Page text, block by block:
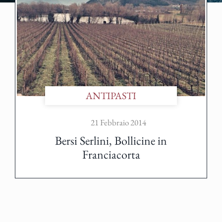
ANTIPASTI
21 Febbraio 2014
Bersi Serlini, Bollicine in
Franciacorta